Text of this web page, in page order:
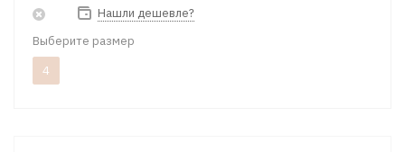
Нашли дешевле?
Выберите размер
4